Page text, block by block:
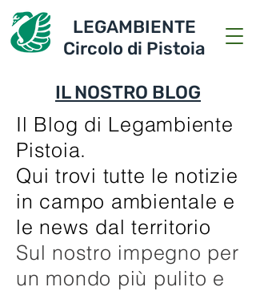
LEGAMBIENTE
Circolo di Pistoia
IL NOSTRO BLOG
Il Blog di Legambiente
Pistoia.
Qui trovi tutte le notizie
in campo ambientale e
le news dal territorio
Sul nostro impegno per
un mondo più pulito e